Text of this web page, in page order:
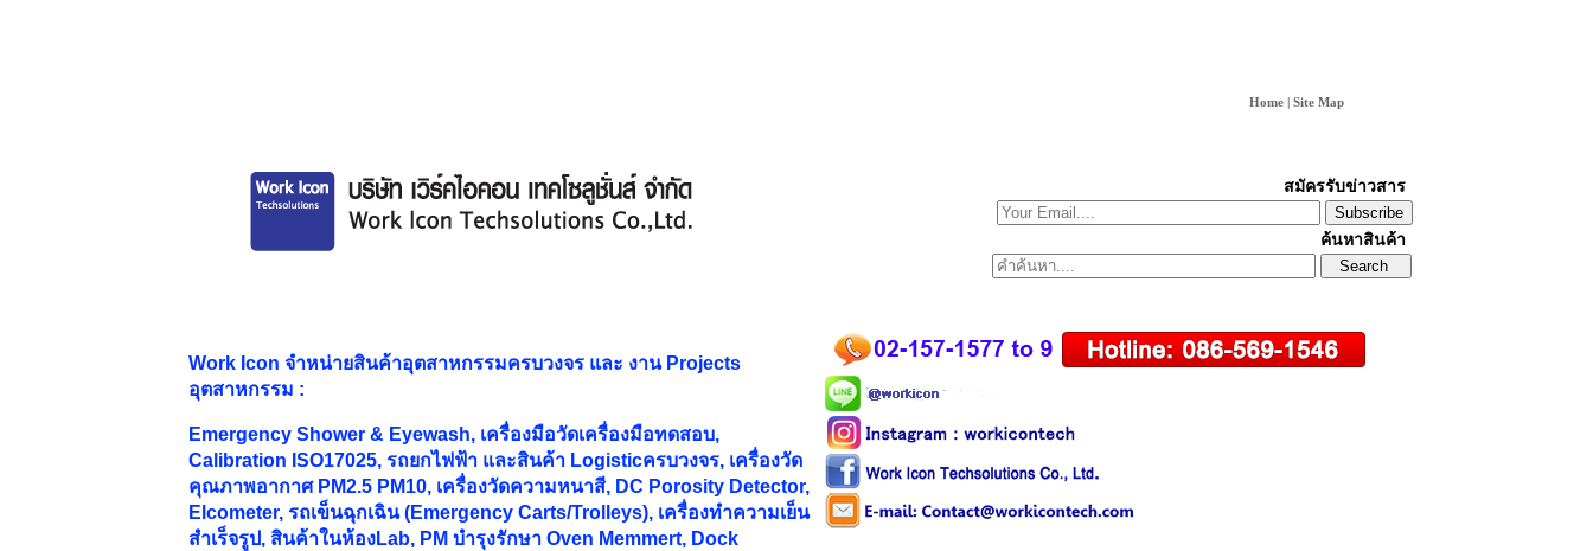
Home| Site Map
สมัครรับข่าวสาร
Subscribe
ค้นหาสินค้า
Work Icon จำหน่ายสินค้าอุตสาหกรรมครบวงจร และ งาน Projects
อุตสาหกรรม :
Emergency Shower & Eyewash, เครื่องมือวัดเครื่องมือทดสอบ,
Calibration ISO17025, รถยกไฟฟ้า และสินค้า Logisticครบวงจร, เครื่องวัด
คุณภาพอากาศ PM2.5 PM10, เครื่องวัดความหนาสี, DC Porosity Detector,
Elcometer, รถเข็นฉุกเฉิน (Emergency Carts/Trolleys), เครื่องทำความเย็น
สำเร็จรูป, สินค้าในห้องLab, PM บำรุงรักษา Oven Memmert, Dock